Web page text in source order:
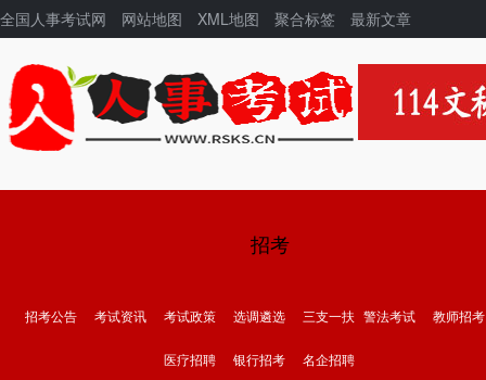
全国人事考试网 网站地图 XML地图 聚合标签 最新文章
招考
招考公告 考试资讯 考试政策 选调遴选 三支一扶 警法考试 教师招考
医疗招聘 银行招考 名企招聘